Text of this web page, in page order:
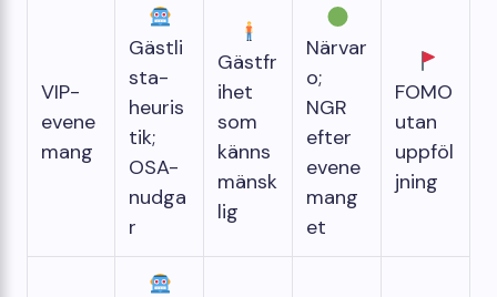
VIP-
evene
mang
Gästli
sta-
heuris
tik;
OSA-
nudga
r
Gästfr
ihet
som
känns
mänsk
lig
Närvar
o;
NGR
efter
evene
mang
et
FOMO
utan
uppföl
jning